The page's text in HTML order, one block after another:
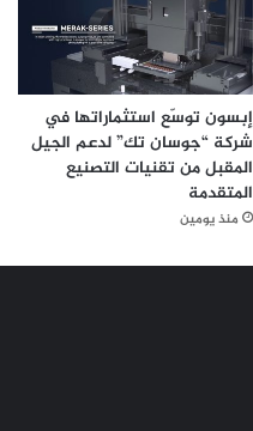
إبسون توسّع استثماراتها في
شركة “جوسان تك” لدعم الجيل
المقبل من تقنيات التصنيع
المتقدمة
منذ يومين